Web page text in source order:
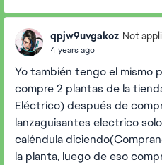
qpjw9uvgakoz Not
4 years ago
Yo también tengo el mismo
compre 2 plantas de la
Eléctrico) después de
lanzaguisantes electrico
caléndula
la planta, luego de eso